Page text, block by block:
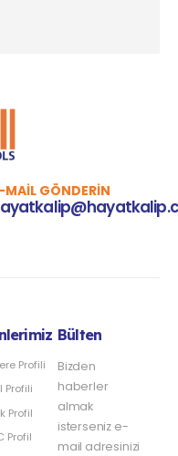
MAİL GÖNDERİN
Profili
Profili
Profil
Profil
Bülten
Bizden
haberler
almak
isterseniz e-
mail adresinizi